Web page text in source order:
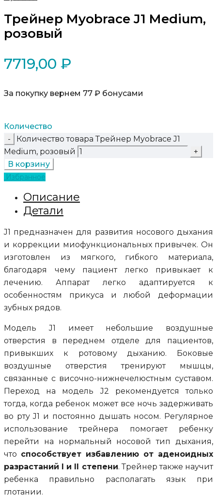
Трейнер Myobrace J1 Medium,
розовый
7719,00 ₽
За покупку вернем 77 ₽ бонусами
Количество
Количество товара Трейнер Myobrace J1
Medium, розовый
В корзину
Избранное
Описание
Детали
J1 предназначен для развития носового дыхания
и коррекции миофункциональных привычек. Он
изготовлен из мягкого, гибкого материала,
благодаря чему пациент легко привыкает к
лечению. Аппарат легко адаптируется к
особенностям прикуса и любой деформации
зубных рядов.
Модель J1 имеет небольшие воздушные
отверстия в переднем отделе для пациентов,
привыкших к ротовому дыханию. Боковые
воздушные отверстия тренируют мышцы,
связанные с височно-нижнечелюстным суставом.
Переход на модель J2 рекомендуется только
тогда, когда ребенок может все ночь задерживать
во рту J1 и постоянно дышать носом. Регулярное
использование трейнера помогает ребенку
перейти на нормальный носовой тип дыхания,
что способствует избавлению от аденоидных
разрастаний I и II степени. Трейнер также научит
ребенка правильно располагать язык при
глотании.